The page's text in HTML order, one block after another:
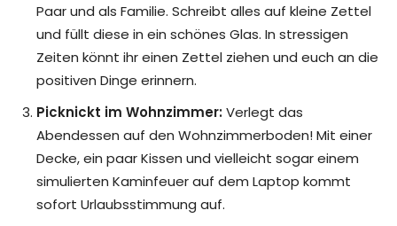
Paar und als Familie. Schreibt alles auf kleine Zettel
und füllt diese in ein schönes Glas. In stressigen
Zeiten könnt ihr einen Zettel ziehen und euch an die
positiven Dinge erinnern.
Picknickt im Wohnzimmer:Verlegt das
Abendessen auf den Wohnzimmerboden! Mit einer
Decke, ein paar Kissen und vielleicht sogar einem
simulierten Kaminfeuer auf dem Laptop kommt
sofort Urlaubsstimmung auf.